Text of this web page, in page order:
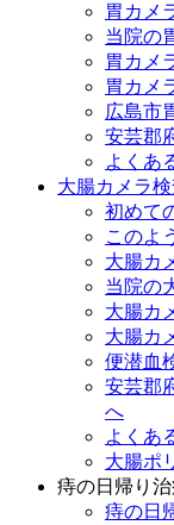
胃カメ
当院の
胃カメ
胃カメ
広島市
安芸郡
よくあ
大腸カメラ
初めて
このよ
大腸カ
当院の
大腸カ
大腸カ
便潜血
安芸郡
へ
よくあ
大腸ポ
痔の日帰り治
痔の日